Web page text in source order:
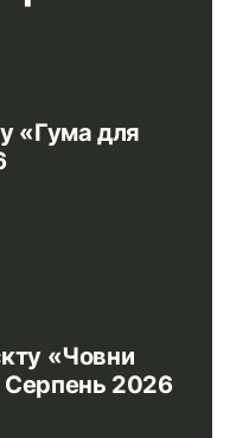
«Гума для
«Човни
Серпень 2026